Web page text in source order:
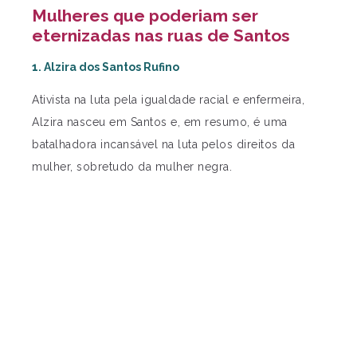
Mulheres que poderiam ser
eternizadas nas ruas de Santos
1. Alzira dos Santos Rufino
Ativista na luta pela igualdade racial e enfermeira,
Alzira nasceu em Santos e, em resumo, é uma
batalhadora incansável na luta pelos direitos da
mulher, sobretudo da mulher negra.